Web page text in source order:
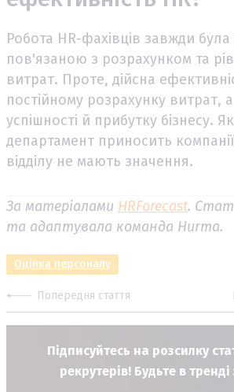
Робота HR-фахівців завжди була
пов'язаною з розрахунком та
витрат. Проте, дійсна
постійному розрахунку витрат,
успішності й прибутку бізнесу.
департамент приносить
відділу не мають значення.
За матеріалами HRForecast.
та адаптувала команда Hurma.
Оцінка персоналу
Попередня стаття
Підписуйтесь на розсилку
рекрутерів! Будьте в